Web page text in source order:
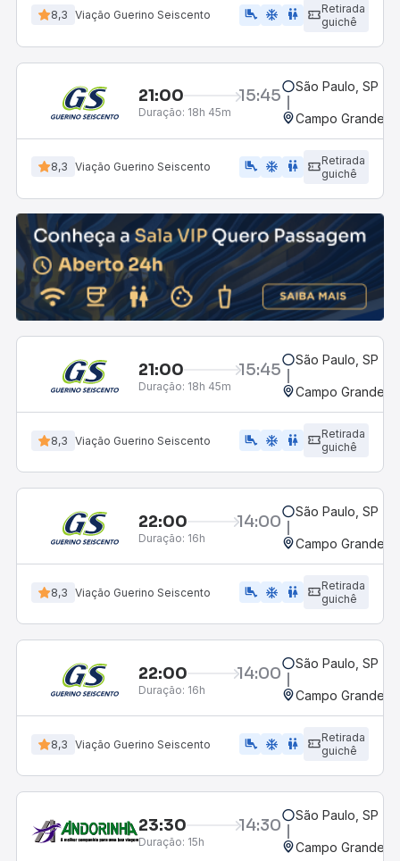
8,3 Viação Guerino Seiscento airline_seat_legroom_extra ac_unit WC
Retirada
guichê
21:00 15:45
Duração: 18h 45m
São Paulo, SP -
Campo Grande,
8,3 Viação Guerino Seiscento airline_seat_legroom_extra ac_unit WC
Retirada
guichê
21:00 15:45
Duração: 18h 45m
São Paulo, SP -
Campo Grande,
8,3 Viação Guerino Seiscento airline_seat_legroom_extra ac_unit wc
Retirada
guichê
22:00 14:00
Duração: 16h
São Paulo, SP -
Campo Grande,
8,3 Viação Guerino Seiscento airline_seat_legroom_extra ac_unit WC
Retirada
guichê
22:00 14:00
Duração: 16h
São Paulo, SP -
Campo Grande,
8,3 Viação Guerino Seiscento airline_seat_legroom_extra ac_unit wc
Retirada
guichê
23:30 14:30
Duração: 15h
São Paulo, SP -
Campo Grande,